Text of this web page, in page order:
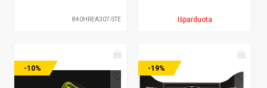
840HREA307-STE Išparduota
-10% -19%